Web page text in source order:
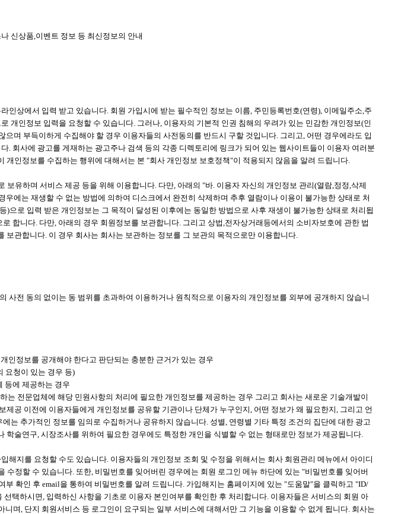
신상품,이벤트 정보 등 최신정보의 안내
상에서 입력 받고 있습니다. 회원 가입시에 받는 필수적인 정보는 이름, 주민등록번호(연령), 이메일주소,주
인정보 입력을 요청할 수 있습니다. 그러나, 이용자의 기본적 인권 침해의 우려가 있는 민감한 개인정보(인
며 부득이하게 수집해야 할 경우 이용자들의 사전동의를 반드시 구할 것입니다. 그리고, 어떤 경우에라도 입
회사에 광고를 게재하는 광고주나 검색 등의 각종 디렉토리에 링크가 되어 있는 웹사이트들이 이용자 여러분
인정보를 수집하는 행위에 대해서는 본 "회사 개인정보 보호정책"이 적용되지 않음을 알려 드립니다.
유하며 서비스 제공 등을 위해 이용합니다. 다만, 아래의 "바. 이용자 자신의 개인정보 관리(열람,정정,삭제
에는 재생할 수 없는 방법에 의하여 디스크에서 완전히 삭제하며 추후 열람이나 이용이 불가능한 상태로 처
로 입력 받은 개인정보는 그 목적이 달성된 이후에는 동일한 방법으로 사후 재생이 불가능한 상태로 처리됩
합니다. 다만, 아래의 경우 회원정보를 보관합니다. 그리고 상법,전자상거래등에서의 소비자보호에 관한 법
관합니다. 이 경우 회사는 회사는 보관하는 정보를 그 보관의 목적으로만 이용합니다.
전 동의 없이는 동 범위를 초과하여 이용하거나 원칙적으로 이용자의 개인정보를 외부에 공개하지 않습니
인정보를 공개해야 한다고 판단되는 충분한 근거가 있는 경우
요청이 있는 경우 등)
등에 제공하는 경우
전문업체에 해당 민원사항의 처리에 필요한 개인정보를 제공하는 경우 그리고 회사는 새로운 기술개발이
공 이전에 이용자들에게 개인정보를 공유할 기관이나 단체가 누구인지, 어떤 정보가 왜 필요한지, 그리고 언
추가적인 정보를 임의로 수집하거나 공유하지 않습니다. 성별, 연령별 기타 특정 조건의 집단에 대한 광고
술연구, 시장조사를 위하여 필요한 경우에도 특정한 개인을 식별할 수 없는 형태로만 정보가 제공됩니다.
지를 요청할 수도 있습니다. 이용자들의 개인정보 조회 및 수정을 위해서는 회사 회원관리 메뉴에서 아이디
정할 수 있습니다. 또한, 비밀번호를 잊어버린 경우에는 회원 로그인 메뉴 하단에 있는 "비밀번호를 잊어버
확인 후 email을 통하여 비밀번호를 알려 드립니다. 가입해지는 홈페이지에 있는 "도움말"을 클릭하고 "ID/
택하시면, 입력하신 사항을 기초로 이용자 본인여부를 확인한 후 처리합니다. 이용자들은 서비스의 회원 아
며, 단지 회원서비스 등 로그인이 요구되는 일부 서비스에 대해서만 그 기능을 이용할 수 없게 됩니다. 회사는